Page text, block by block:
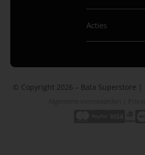
Acties
© Copyright 2026 – Bata Superstore |